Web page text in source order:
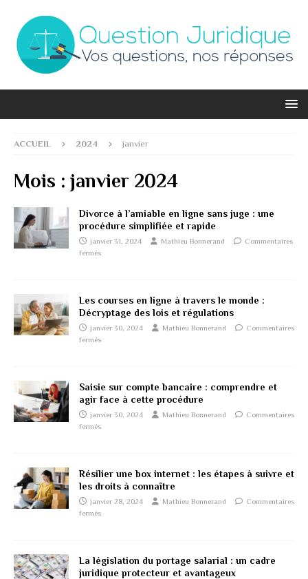
ACCUEIL 2024 janvier
Mois : janvier 2024
Divorce à l’amiable en ligne sans juge : une
procédure simplifiée et rapide
janvier 31, 2024 Mathieu Bonnerand
Commentaires
fermés
Les courses en ligne à travers le monde :
Décryptage des lois et régulations
janvier 30, 2024 Mathieu Bonnerand
Commentaires
fermés
Saisie sur compte bancaire : comprendre et
agir face à cette procédure
janvier 30, 2024 Mathieu Bonnerand
Commentaires
fermés
Résilier une box internet : les étapes à suivre et
les droits à connaître
janvier 28, 2024 Mathieu Bonnerand
Commentaires
fermés
La législation du portage salarial : un cadre
juridique protecteur et avantageux